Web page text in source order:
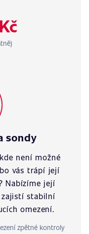
sondy
není možné
vás trápí její
Nabízíme její
stabilní
omezení.
zpětné kontroly